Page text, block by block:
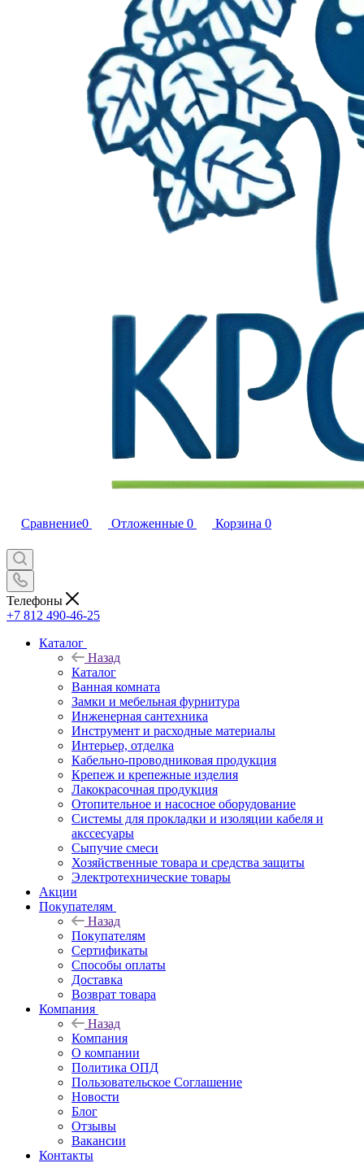
Сравнение0 Отложенные 0 Корзина 0
Телефоны
+7 812 490-46-25
Каталог
Назад
Каталог
Ванная комната
Замки и мебельная фурнитура
Инженерная сантехника
Инструмент и расходные материалы
Интерьер, отделка
Кабельно-проводниковая продукция
Крепеж и крепежные изделия
Лакокрасочная продукция
Отопительное и насосное оборудование
Системы для прокладки и изоляции кабеля и
акссесуары
Сыпучие смеси
Хозяйственные товара и средства защиты
Электротехнические товары
Акции
Покупателям
Назад
Покупателям
Сертификаты
Способы оплаты
Доставка
Возврат товара
Компания
Назад
Компания
О компании
Политика ОПД
Пользовательское Соглашение
Новости
Блог
Отзывы
Вакансии
Контакты